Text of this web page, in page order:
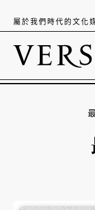
屬於我們時代的文化